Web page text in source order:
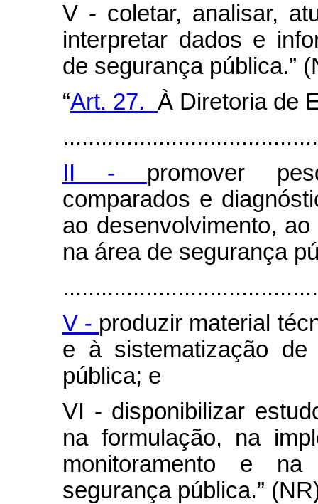
V - coletar, analisar,
interpretar dados e
de segurança pública.”
“Art. 27. À Diretoria de
II - promover
comparados e
ao desenvolvimento,
na área de segurança
V - produzir material
e à sistematização de
pública; e
VI - disponibilizar
na formulação, na
monitoramento e
segurança pública.”